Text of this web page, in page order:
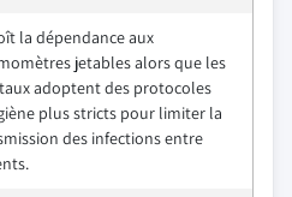
la dépendance aux
jetables alors que les
adoptent des protocoles
plus stricts pour limiter la
des infections entre